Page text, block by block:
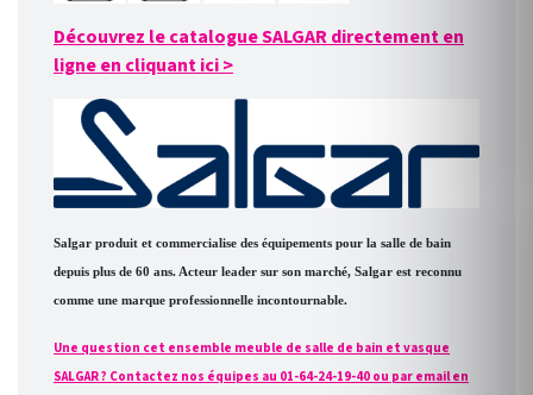
Découvrez le catalogue SALGAR directement en
ligne en cliquant ici>
Salgar produit et commercialise des équipements pour la salle de bain
depuis plus de 60 ans. Acteur leader sur son marché, Salgar est reconnu
comme une marque professionnelle incontournable.
Une question cet ensemble meuble de salle de bain et vasque
SALGAR ? Contactez nos équipes au 01-64-24-19-40 ou par email en